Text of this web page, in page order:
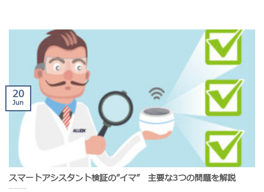
スマートアシスタント検証の”イマ” 主要な3つの問題を解説
20
Jun